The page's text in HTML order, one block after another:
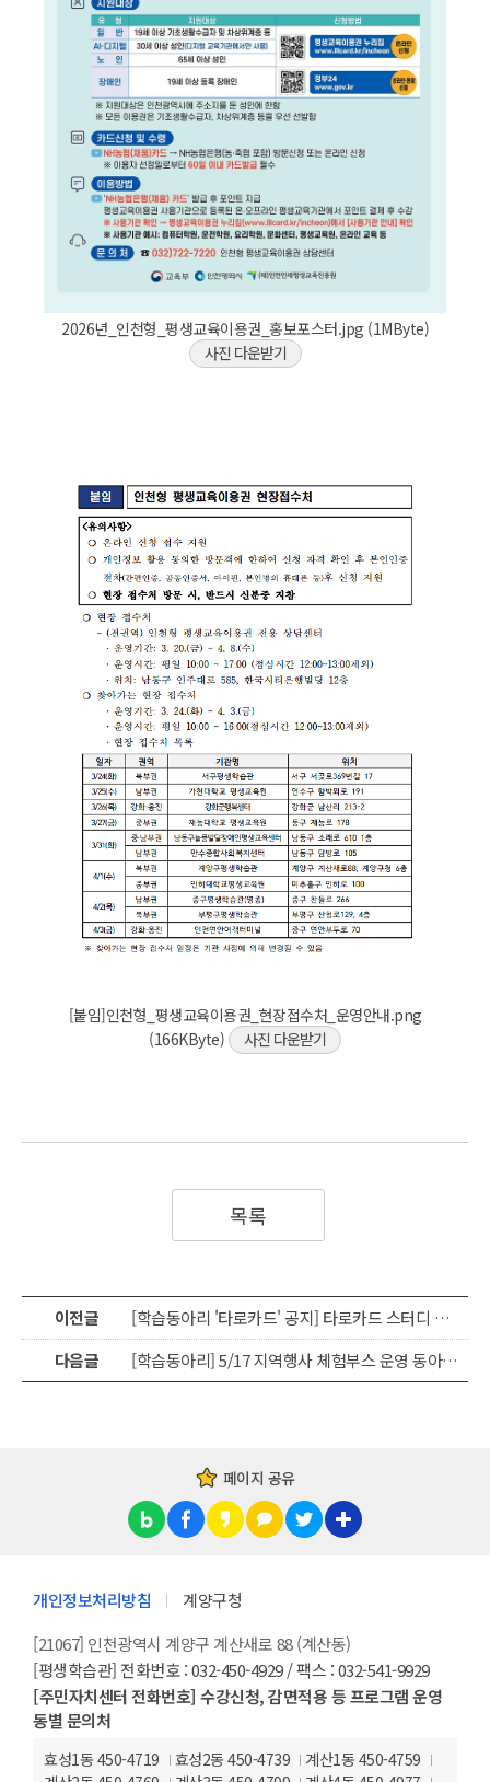
2026년_인천형_평생교육이용권_홍보포스터.jpg (1MByte)
사진 다운받기
[붙임]인천형_평생교육이용권_현장접수처_운영안내.png
(166KByte)
사진 다운받기
목록
이전글
[학습동아리 '타로카드' 공지] 타로카드 스터디 회원 모집
다음글
[학습동아리] 5/17 지역행사 체험부스 운영 동아리 모집(~3/24)
페이지 공유
개인정보처리방침
계양구청
[21067] 인천광역시 계양구 계산새로 88 (계산동)
[평생학습관] 전화번호 : 032-450-4929 / 팩스 : 032-541-9929
[주민자치센터 전화번호] 수강신청, 감면적용 등 프로그램 운영
동별 문의처
효성1동 450-4719 효성2동 450-4739
계산1동 450-4759